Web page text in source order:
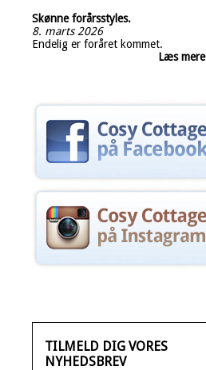
Skønne forårsstyles.
8. marts 2026
Endelig er foråret kommet.
Læs mere
TILMELD DIG VORES
NYHEDSBREV